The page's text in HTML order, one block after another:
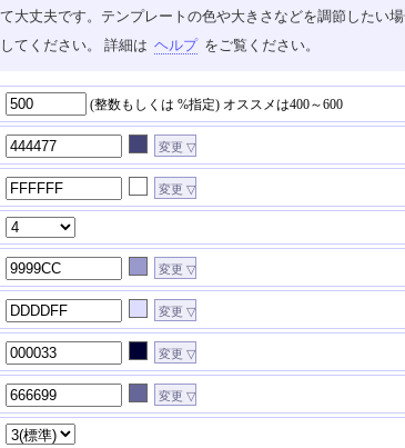
大丈夫です。テンプレートの色や大きさなどを調節したい
てください。 詳細は ヘルプ をご覧ください。
(整数もしくは %指定) オススメは400～600